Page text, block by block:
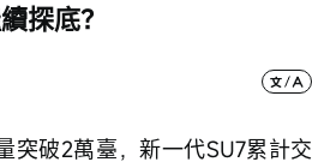
探底？
破2萬臺，新一代SU7累計交